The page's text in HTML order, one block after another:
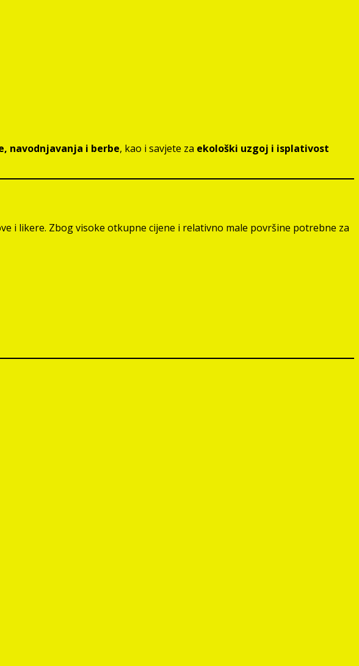
navodnjavanja i berbe, kao i savjete za ekološki uzgoj i isplativost
i likere. Zbog visoke otkupne cijene i relativno male površine potrebne za